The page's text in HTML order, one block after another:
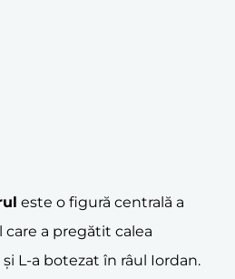
este o figură centrală a
a pregătit calea
L-a botezat în râul Iordan.